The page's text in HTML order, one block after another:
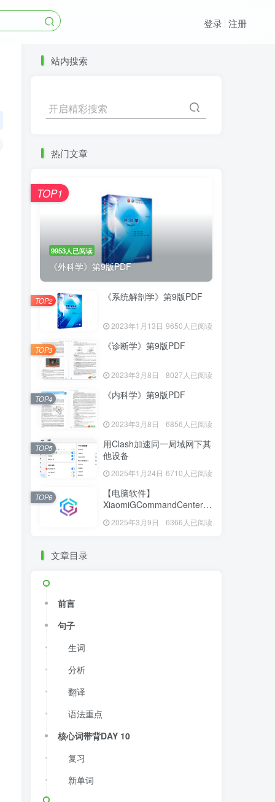
登录 注册
站内搜索
开启精彩搜索
热门文章
9953人已阅读
《外科学》第9版PDF
TOP1
《系统解剖学》第9版PDF
2023年1月13日 9650人已阅读
TOP2
《诊断学》第9版PDF
2023年3月8日 8027人已阅读
TOP3
《内科学》第9版PDF
2023年3月8日 6856人已阅读
TOP4
用Clash加速同一局域网下其
他设备
2025年1月24日 6710人已阅读
TOP5
【电脑软件】
XiaomiGCommandCenter—
小米G控制中心
2025年3月9日 6366人已阅读
TOP6
文章目录
前言
句子
生词
分析
翻译
语法重点
核心词带背DAY 10
复习
新单词